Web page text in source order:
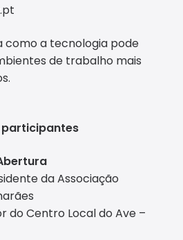
como a tecnologia pode
de trabalho mais
participantes
da Associação
do Centro Local do Ave –